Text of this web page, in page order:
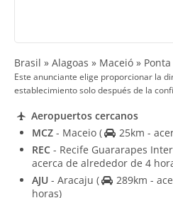
Brasil » Alagoas » Maceió »
Este anunciante elige proporcionar la
establecimiento solo después de la
Aeropuertos cercanos
MCZ - Maceio (
25km -
REC - Recife Guararapes
acerca de alrededor de 4
AJU - Aracaju (
289km -
horas)